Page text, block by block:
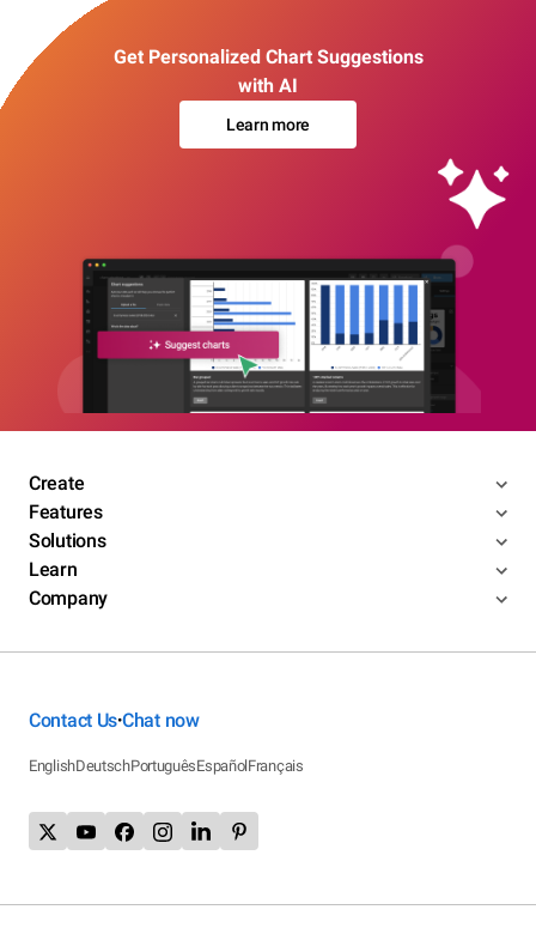
Get Personalized Chart Suggestions
with AI
Learn more
Create
Features
Solutions
Learn
Company
Contact Us•Chat now
EnglishDeutschPortuguêsEspañolFrançais